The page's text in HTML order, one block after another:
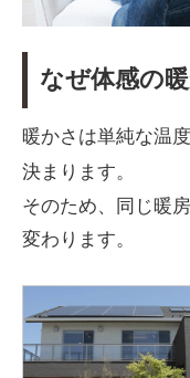
なぜ体感の
暖かさは単純な温
決まります。
そのため、同じ暖
変わります。